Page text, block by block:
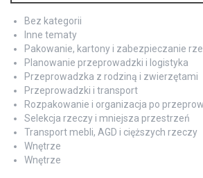
Bez kategorii
Inne tematy
Pakowanie, kartony i zabezpieczanie
Planowanie przeprowadzki i logistyka
Przeprowadzka z rodziną i zwierzętami
Przeprowadzki i transport
Rozpakowanie i organizacja po
Selekcja rzeczy i mniejsza przestrzeń
Transport mebli, AGD i cięższych rzeczy
Wnętrze
Wnętrze